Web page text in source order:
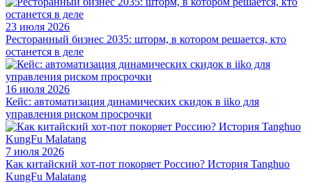
23 июля 2026
Ресторанный бизнес 2035: шторм, в котором решается, кто
останется в деле
16 июля 2026
Кейс: автоматизация динамических скидок в iiko для
управления риском просрочки
7 июля 2026
Как китайский хот-пот покоряет Россию? История Tanghuo
KungFu Malatang